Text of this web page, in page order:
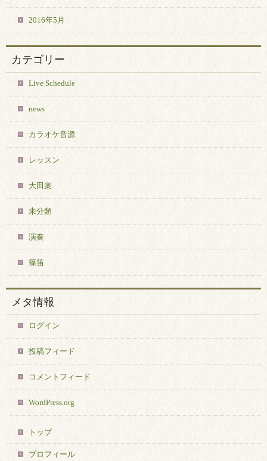
2016年5月
カテゴリー
Live Schedule
news
カラオケ音源
レッスン
大田楽
未分類
演奏
篠笛
メタ情報
ログイン
投稿フィード
コメントフィード
WordPress.org
トップ
プロフィール